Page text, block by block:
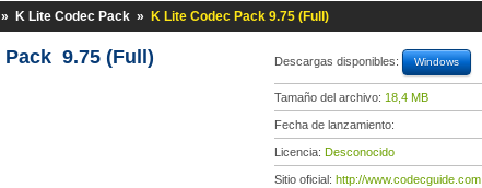
» K Lite Codec Pack » K Lite Codec Pack 9.75 (Full)
Pack 9.75 (Full) Descargas disponibles: Windows
Tamaño del archivo: 18,4 MB
Fecha de lanzamiento:
Licencia: Desconocido
Sitio oficial: http://www.codecguide.com